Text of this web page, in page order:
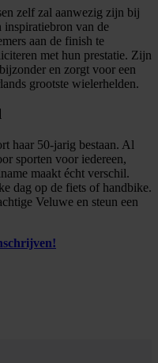
zelf zal aanwezig zijn bij
inspiratiebron van de
aan de finish te
met hun prestatie. Zijn
en zorgt voor een
grootste wielerhelden.
haar 50-jarig bestaan. Al
sporten voor iedereen,
maakt écht verschil.
dag op de fiets of handbike.
Veluwe en steun een